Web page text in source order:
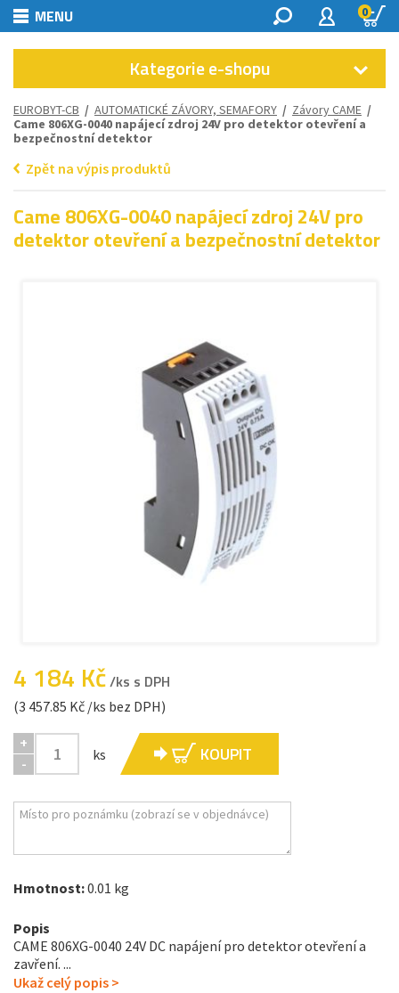
MENU 0
Kategorie e-shopu
EUROBYT-CB / AUTOMATICKÉ ZÁVORY, SEMAFORY / Závory CAME /
Came 806XG-0040 napájecí zdroj 24V pro detektor otevření a
bezpečnostní detektor
Zpět na výpis produktů
Came 806XG-0040 napájecí zdroj 24V pro
detektor otevření a bezpečnostní detektor
4 184 Kč/ks s DPH
(3 457.85 Kč /ks bez DPH)
+
-
ks KOUPIT
Hmotnost:0.01 kg
Popis
CAME 806XG-0040 24V DC napájení pro detektor otevření a
zavření. ...
Ukaž celý popis >